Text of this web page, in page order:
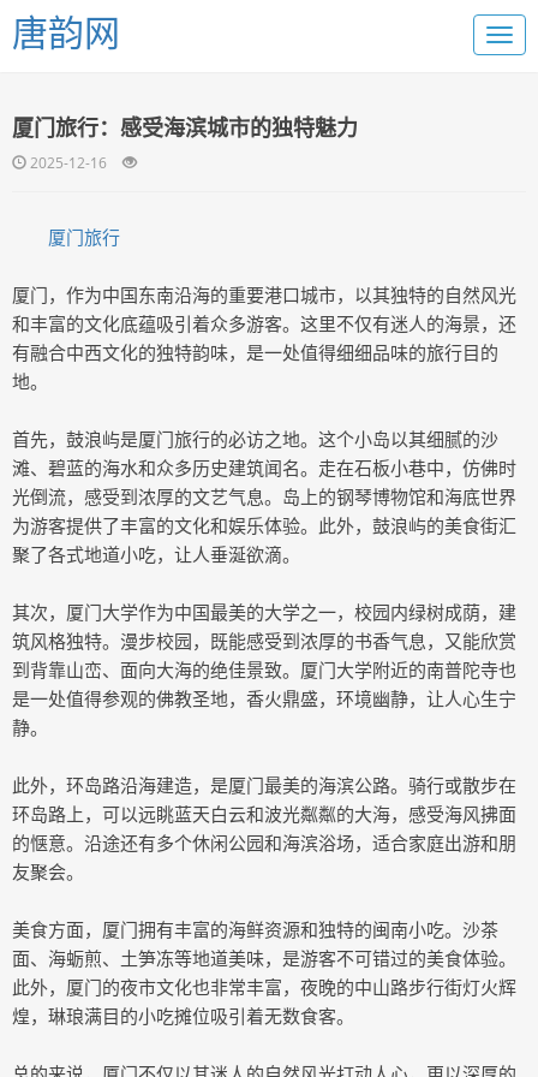
唐韵网
厦门旅行：感受海滨城市的独特魅力
2025-12-16
厦门旅行
厦门，作为中国东南沿海的重要港口城市，以其独特的自然风光
和丰富的文化底蕴吸引着众多游客。这里不仅有迷人的海景，还
有融合中西文化的独特韵味，是一处值得细细品味的旅行目的
地。
首先，鼓浪屿是厦门旅行的必访之地。这个小岛以其细腻的沙
滩、碧蓝的海水和众多历史建筑闻名。走在石板小巷中，仿佛时
光倒流，感受到浓厚的文艺气息。岛上的钢琴博物馆和海底世界
为游客提供了丰富的文化和娱乐体验。此外，鼓浪屿的美食街汇
聚了各式地道小吃，让人垂涎欲滴。
其次，厦门大学作为中国最美的大学之一，校园内绿树成荫，建
筑风格独特。漫步校园，既能感受到浓厚的书香气息，又能欣赏
到背靠山峦、面向大海的绝佳景致。厦门大学附近的南普陀寺也
是一处值得参观的佛教圣地，香火鼎盛，环境幽静，让人心生宁
静。
此外，环岛路沿海建造，是厦门最美的海滨公路。骑行或散步在
环岛路上，可以远眺蓝天白云和波光粼粼的大海，感受海风拂面
的惬意。沿途还有多个休闲公园和海滨浴场，适合家庭出游和朋
友聚会。
美食方面，厦门拥有丰富的海鲜资源和独特的闽南小吃。沙茶
面、海蛎煎、土笋冻等地道美味，是游客不可错过的美食体验。
此外，厦门的夜市文化也非常丰富，夜晚的中山路步行街灯火辉
煌，琳琅满目的小吃摊位吸引着无数食客。